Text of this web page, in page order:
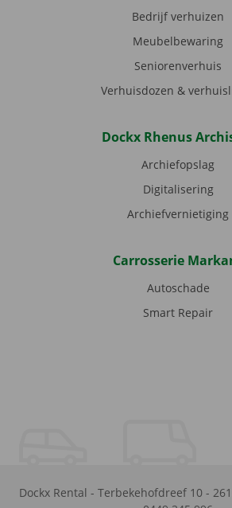
Bedrijf verhuizen
Meubelbewaring
Seniorenverhuis
Verhuisdozen &
Dockx Rhenus
Archiefopslag
Digitalisering
Archiefvernietiging
Carrosserie
Autoschade
Smart Repair
Dockx Rental - Terbekehofdreef 10 -